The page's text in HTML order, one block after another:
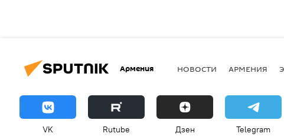
Армения НОВОСТИ АРМЕНИЯ
VK Rutube Дзен Telegram